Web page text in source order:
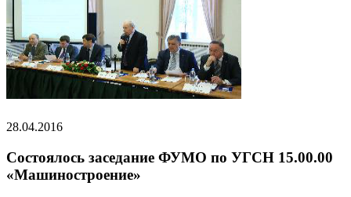
28.04.2016
Состоялось заседание ФУМО по УГСН 15.00.00
«Машиностроение»